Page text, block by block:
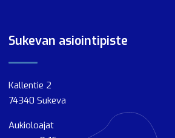
Sukevan asiointipiste
Kallentie 2
74340 Sukeva
Aukioloajat